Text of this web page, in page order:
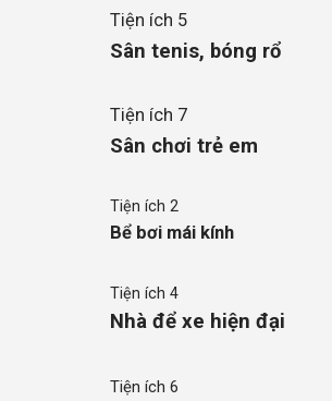
Tiện ích 5
Sân tenis, bóng rổ
Tiện ích 7
Sân chơi trẻ em
Tiện ích 2
Bể bơi mái kính
Tiện ích 4
Nhà để xe hiện đại
Tiện ích 6